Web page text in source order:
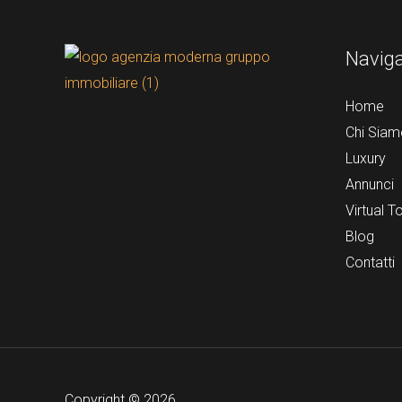
Home
Chi
Luxury
Annunci
Virtual
Blog
Contatti